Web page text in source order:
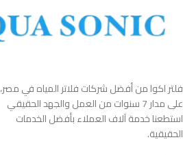
فلتر اكوا من أفضل شركات فلاتر المياه في مصر،
على مدار 7 سنوات من العمل والجهد الحقيقي
استطعنا خدمة آلاف العملاء بأفضل الخدمات
الحقيقية.